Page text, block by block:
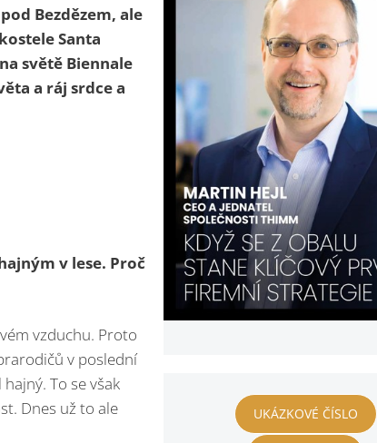
Bezdězem, ale
Santa
světě Biennale
a ráj srdce a
v lese. Proč
vzduchu. Proto
v poslední
To se však
Dnes už to ale
UKÁZKOVÉ ČÍSLO